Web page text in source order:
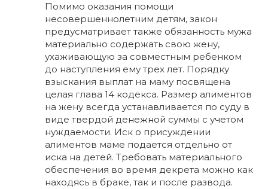
Помимо оказания помощи
несовершеннолетним детям, закон
предусматривает также обязанность мужа
материально содержать свою жену,
ухаживающую за совместным ребенком
до наступления ему трех лет. Порядку
взыскания выплат на маму посвящена
целая глава 14 кодекса. Размер алиментов
на жену всегда устанавливается по суду в
виде твердой денежной суммы с учетом
нуждаемости. Иск о присуждении
алиментов маме подается отдельно от
иска на детей. Требовать материального
обеспечения во время декрета можно как
находясь в браке, так и после развода.